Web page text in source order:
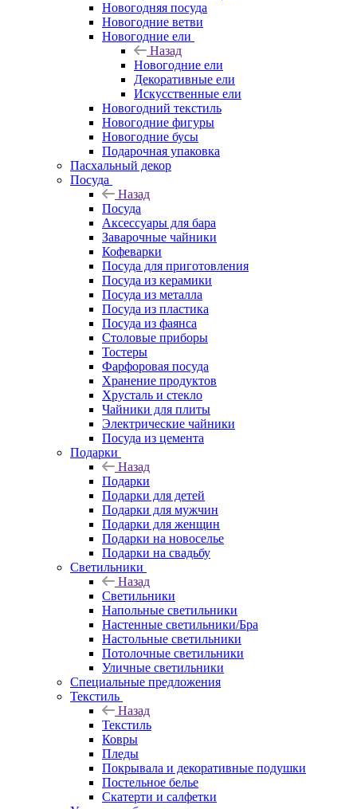
Новогодняя посуда
Новогодние ветви
Новогодние ели
Назад
Новогодние ели
Декоративные ели
Искусственные ели
Новогодний текстиль
Новогодние фигуры
Новогодние бусы
Подарочная упаковка
Пасхальный декор
Посуда
Назад
Посуда
Аксессуары для бара
Заварочные чайники
Кофеварки
Посуда для приготовления
Посуда из керамики
Посуда из металла
Посуда из пластика
Посуда из фаянса
Столовые приборы
Тостеры
Фарфоровая посуда
Хранение продуктов
Хрусталь и стекло
Чайники для плиты
Электрические чайники
Посуда из цемента
Подарки
Назад
Подарки
Подарки для детей
Подарки для мужчин
Подарки для женщин
Подарки на новоселье
Подарки на свадьбу
Светильники
Назад
Светильники
Напольные светильники
Настенные светильники/Бра
Настольные светильники
Потолочные светильники
Уличные светильники
Специальные предложения
Текстиль
Назад
Текстиль
Ковры
Пледы
Покрывала и декоративные подушки
Постельное белье
Скатерти и салфетки